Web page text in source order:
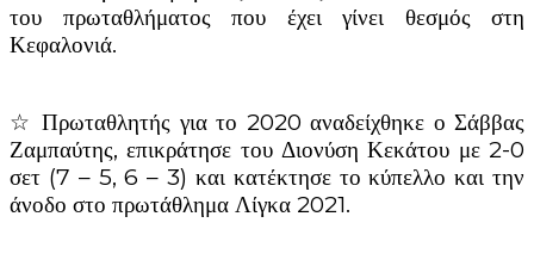
του πρωταθλήματος που έχει γίνει θεσμός στη
Κεφαλονιά.
☆ Πρωταθλητής για το 2020 αναδείχθηκε ο Σάββας
Ζαμπαύτης, επικράτησε του Διονύση Κεκάτου με 2-0
σετ (7 – 5, 6 – 3) και κατέκτησε το κύπελλο και την
άνοδο στο πρωτάθλημα Λίγκα 2021.